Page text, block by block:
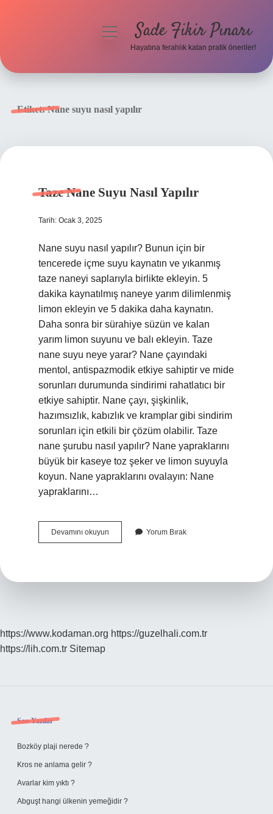
menüyüSade Fikir Pınarı
Hayatına ferahlık katan pratik öneriler!
Etiket:Nane suyu nasıl yapılır
Taze Nane Suyu Nasıl Yapılır
Tarih: Ocak 3, 2025
Nane suyu nasıl yapılır? Bunun için bir
tencerede içme suyu kaynatın ve yıkanmış
taze naneyi saplarıyla birlikte ekleyin. 5
dakika kaynatılmış naneye yarım dilimlenmiş
limon ekleyin ve 5 dakika daha kaynatın.
Daha sonra bir sürahiye süzün ve kalan
yarım limon suyunu ve balı ekleyin. Taze
nane suyu neye yarar? Nane çayındaki
mentol, antispazmodik etkiye sahiptir ve mide
sorunları durumunda sindirimi rahatlatıcı bir
etkiye sahiptir. Nane çayı, şişkinlik,
hazımsızlık, kabızlık ve kramplar gibi sindirim
sorunları için etkili bir çözüm olabilir. Taze
nane şurubu nasıl yapılır? Nane yapraklarını
büyük bir kaseye toz şeker ve limon suyuyla
koyun. Nane yapraklarını ovalayın: Nane
yapraklarını…
Devamını okuyun
Nane
Yorum Bırak
https://www.kodaman.org https://guzelhali.com.tr
https://lih.com.tr Sitemap
Sidebar
Son Yazılar
Bozköy plaji nerede ?
Kros ne anlama gelir ?
Avarlar kim yıktı ?
Abguşt hangi ülkenin yemeğidir ?